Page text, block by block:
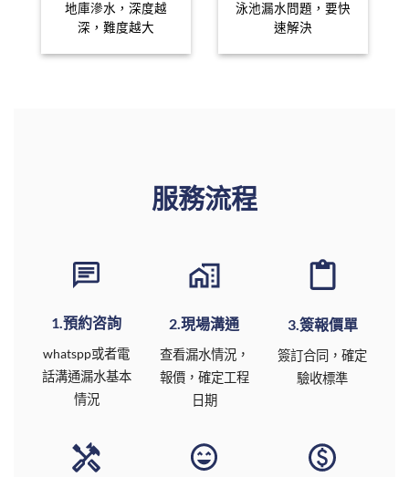
地庫滲水，深度越
深，難度越大
泳池漏水問題，要快
速解決
服務流程
1.預約咨詢
whatspp或者電
話溝通漏水基本
情況
2.現場溝通
查看漏水情況，
報價，確定工程
日期
3.簽報價單
簽訂合同，確定
驗收標準